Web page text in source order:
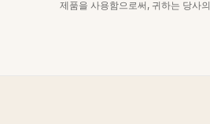
제품을 사용함으로써, 귀하는 당사의